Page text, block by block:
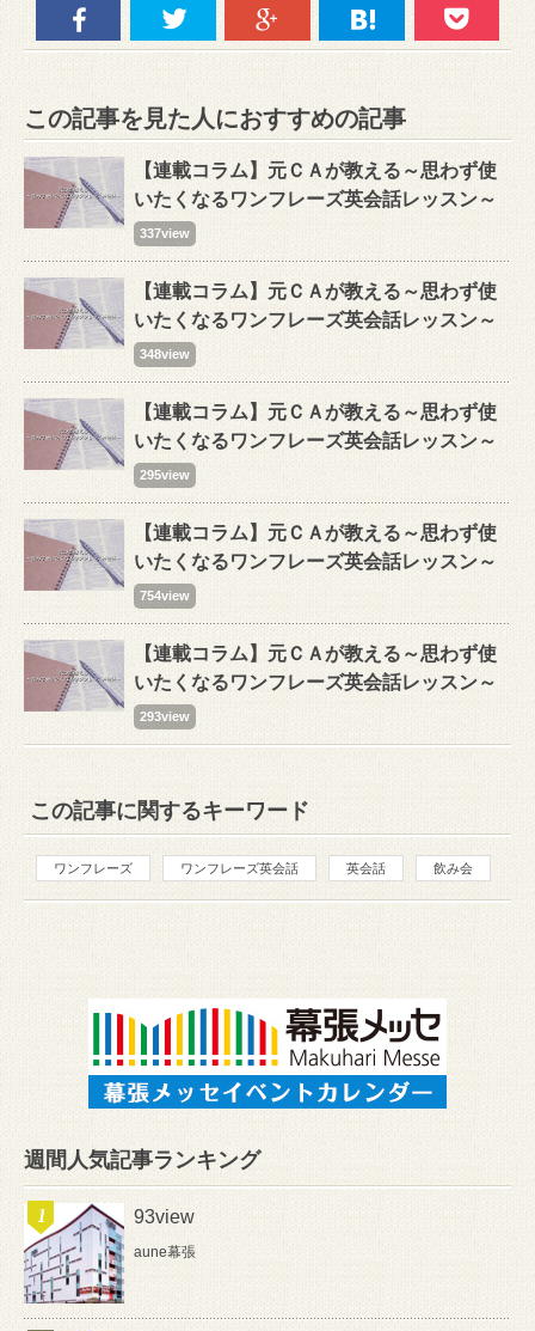
この記事を見た人におすすめの記事
【連載コラム】元ＣＡが教える～思わず使
いたくなるワンフレーズ英会話レッスン～
337view
【連載コラム】元ＣＡが教える～思わず使
いたくなるワンフレーズ英会話レッスン～
348view
【連載コラム】元ＣＡが教える～思わず使
いたくなるワンフレーズ英会話レッスン～
295view
【連載コラム】元ＣＡが教える～思わず使
いたくなるワンフレーズ英会話レッスン～
754view
【連載コラム】元ＣＡが教える～思わず使
いたくなるワンフレーズ英会話レッスン～
293view
この記事に関するキーワード
ワンフレーズ ワンフレーズ英会話 英会話 飲み会
週間人気記事ランキング
93view
aune幕張